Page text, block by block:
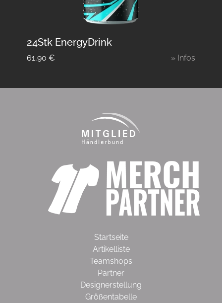
24Stk EnergyDrink
61,90 € » Infos
Startseite
Artikelliste
Teamshops
Partner
Designerstellung
Größentabelle